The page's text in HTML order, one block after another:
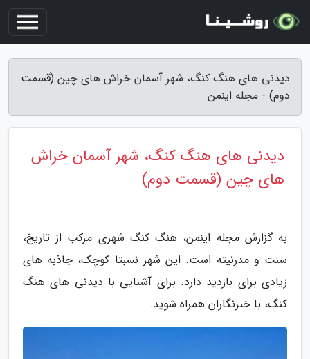
دیدنی های هنگ کنگ، شهر آسمان خراش های چین (قسمت
دوم) - مجله اینمن
دیدنی های هنگ کنگ، شهر آسمان خراش
های چین (قسمت دوم)
به گزارش مجله اینمن، هنگ کنگ شهری مرکب از تاریخ،
سنت و مدرنیته است. این شهر نسبتا کوچک، جاذبه های
زیادی برای بازدید دارد. برای آشنایی با دیدنی های هنگ
کنگ، با خبرنگاران همراه شوید.